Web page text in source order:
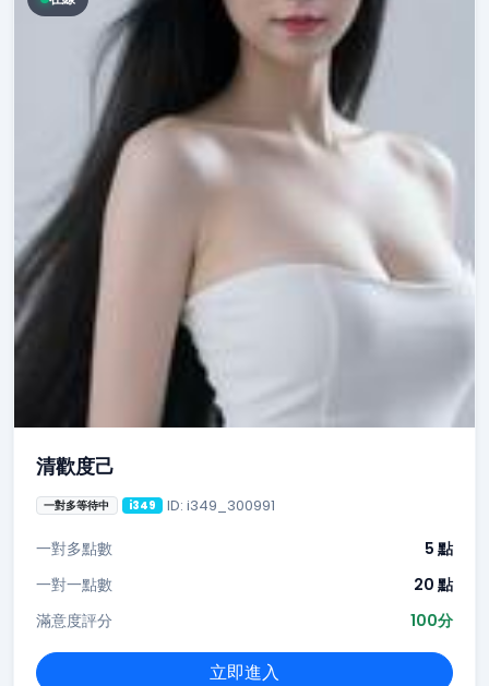
清歡度己
一對多等待中 i349 ID: i349_300991
一對多點數
5 點
一對一點數
20 點
滿意度評分
100分
立即進入